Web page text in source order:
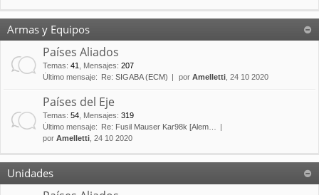
Armas y Equipos
Países Aliados
Temas: 41 Mensajes: 207
Último mensaje:
Re: SIGABA (ECM) por Amelletti , 24 10 2020
Países del Eje
Temas: 54 Mensajes: 319
Último mensaje:
Re: Fusil Mauser Kar98k [Alem…
por Amelletti , 24 10 2020
Unidades